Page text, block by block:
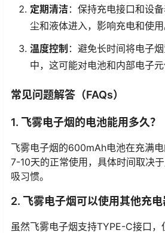
定期清洁：保持充电接口和设
尘和液体进入，影响充电和使用
温度控制 ：避免长时间将电子
中，这可能对电池和内部电子元
常见问题解答（FAQs）
1. 飞雾电子烟的电池能用多久？
飞雾电子烟的600mAh电池在充满
7-10天的正常使用，具体时间取决
吸习惯。
2. 飞雾电子烟可以使用其他充电
虽然飞雾电子烟支持TYPE-C接口